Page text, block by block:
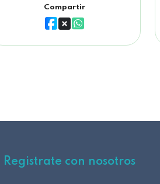
Compartir
Registrate con nosotros